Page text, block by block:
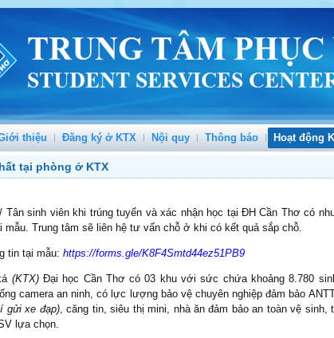
thiệu Đăng ký ở KTX Nội quy Thông báo Hoạt động
tại phòng ở KTX
Tân sinh viên khi trúng tuyển và xác nhận học tại ĐH Cần Thơ có
mẫu. Trung tâm sẽ liên hệ tư vấn chỗ ở khi có kết quả sắp chỗ.
tại mẫu: https://forms.gle/K8F4Smtd44ez51PB9
(KTX)Đại học Cần Thơ có 03 khu với sức chứa khoảng 8.780
camera an ninh, có lực lượng bảo vệ chuyên nghiệp đảm bảo
gửi xe đạp), căng tin, siêu thị mini, nhà ăn đảm bảo an toàn vệ
lựa chọn.